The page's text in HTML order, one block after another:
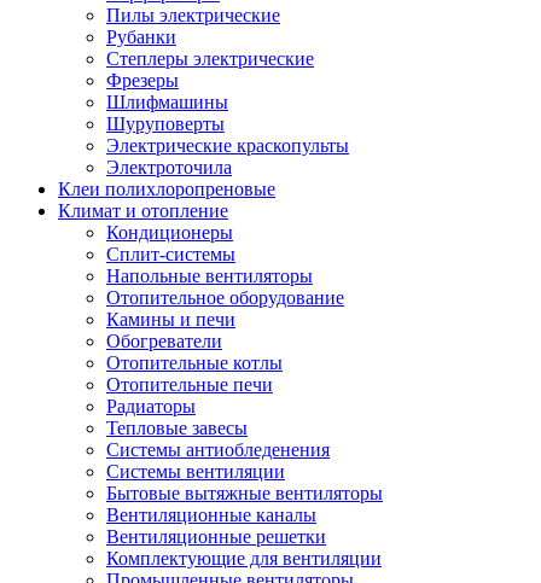
Пилы электрические
Рубанки
Степлеры электрические
Фрезеры
Шлифмашины
Шуруповерты
Электрические краскопульты
Электроточила
Клеи полихлоропреновые
Климат и отопление
Кондиционеры
Сплит-системы
Напольные вентиляторы
Отопительное оборудование
Камины и печи
Обогреватели
Отопительные котлы
Отопительные печи
Радиаторы
Тепловые завесы
Системы антиобледенения
Системы вентиляции
Бытовые вытяжные вентиляторы
Вентиляционные каналы
Вентиляционные решетки
Комплектующие для вентиляции